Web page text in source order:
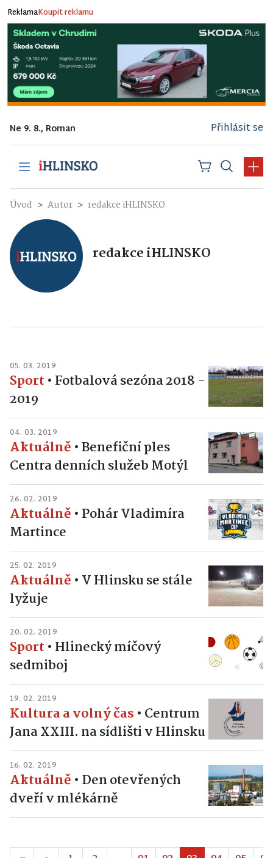
ReklamaKoupit reklamu
Ne 9. 8., Roman Přihlásit se
Úvod Autor redakce iHLINSKO
redakce iHLINSKO
05. 03. 2019
Sport • Fotbalová sezóna 2018 -
2019
04. 03. 2019
Aktuálně •Benefiční ples
Centra denních služeb Motýl
26. 02. 2019
Aktuálně • Pohár Vladimíra
Martince
25. 02. 2019
Aktuálně • V Hlinsku se stále
lyžuje
20. 02. 2019
Sport • Hlinecký míčový
sedmiboj
19. 02. 2019
Kultura a volný čas • Centrum
Jana XXIII. na sídlišti v Hlinsku
16. 02. 2019
Aktuálně • Den otevřených
dveří v mlékárně